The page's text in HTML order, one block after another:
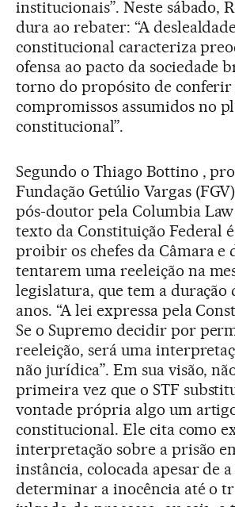
institucionais”. Neste sábado,
dura ao rebater: “A
constitucional caracteriza
ofensa ao pacto da sociedade
torno do propósito de conferir
compromissos assumidos no
constitucional”.
Segundo o Thiago Bottino ,
Fundação Getúlio Vargas
pós-doutor pela Columbia Law
texto da Constituição Federal
proibir os chefes da Câmara e
tentarem uma reeleição na
legislatura, que tem a duração
anos. “A lei expressa pela
Se o Supremo decidir por
reeleição, será uma
não jurídica”. Em sua visão,
primeira vez que o STF
vontade própria algo um
constitucional. Ele cita como
interpretação sobre a prisão
instância, colocada apesar de
determinar a inocência até o